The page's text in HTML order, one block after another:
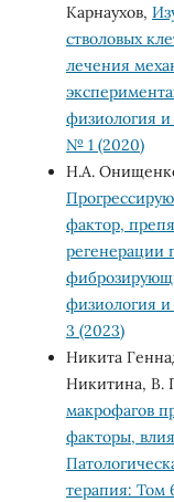
Каpнауxов,
стволовых
лечения
физиология и
№ 1 (2020)
Н.А.
фактор,
регенерации
физиология
3 (2023)
Никита
Никитина, В.
макрофагов
факторы,
терапия: Том